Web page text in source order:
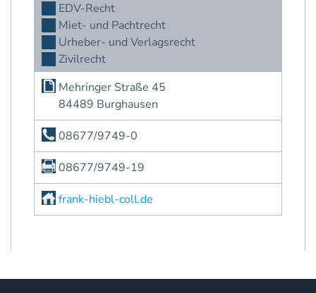
EDV-Recht
Miet- und Pachtrecht
Urheber- und Verlagsrecht
Zivilrecht
Mehringer Straße 45
84489 Burghausen
08677/9749-0
08677/9749-19
frank-hiebl-coll.de